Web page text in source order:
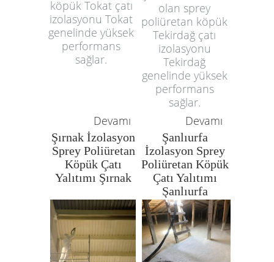
köpük Tokat çatı
izolasyonu Tokat
genelinde yüksek
performans
sağlar.
olan sprey
poliüretan köpük
Tekirdağ çatı
izolasyonu
Tekirdağ
genelinde yüksek
performans
sağlar.
Devamı
Devamı
Şırnak İzolasyon
Sprey Poliüretan
Köpük Çatı
Yalıtımı Şırnak
Şanlıurfa
İzolasyon Sprey
Poliüretan Köpük
Çatı Yalıtımı
Şanlıurfa